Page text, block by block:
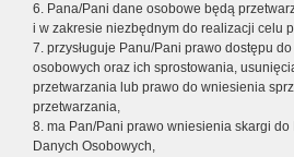
6. Pana/Pani dane osobowe będą
i w zakresie niezbędnym do realizacji celu
7. przysługuje Panu/Pani prawo dostępu
osobowych oraz ich sprostowania,
przetwarzania lub prawo do wniesienia
przetwarzania,
8. ma Pan/Pani prawo wniesienia skargi
Danych Osobowych,